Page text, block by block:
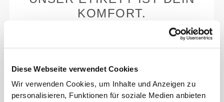
Diese Webseite verwendet Cookies
Wir verwenden Cookies, um Inhalte und Anzeigen zu
personalisieren, Funktionen für soziale Medien anbieten
KOMFORT.
Ohne eingenähtes Etikett